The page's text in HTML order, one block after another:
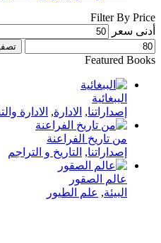
Filter By Price
أدنى سعر
Featured Books
الببغائية
إصداراتنا, الادارة, الادارة
من تاريخ الفراعنة
إصداراتنا, التاريخ و التراجم
عالم الصقور
البيئة, علم الطيور